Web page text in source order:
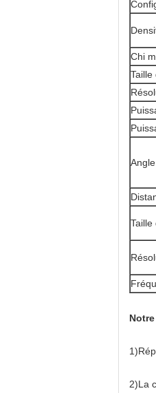
Chi
Taille
Taille
2)La